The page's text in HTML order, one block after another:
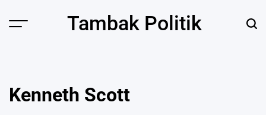
Tambak Politik
Kenneth Scott